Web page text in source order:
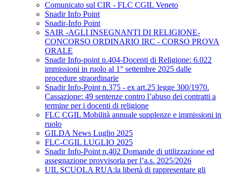
Comunicato sul CIR - FLC CGIL Veneto
Snadir Info Point
Snadir-Info Point
SAIR -AGLI INSEGNANTI DI RELIGIONE-
CONCORSO ORDINARIO IRC - CORSO PROVA
ORALE
Snadir Info-point n.404-Docenti di Religione: 6.022
immissioni in ruolo al 1° settembre 2025 dalle
procedure straordinarie
Snadir Info-Point n.375 - ex art.25 legge 300/1970.
Cassazione: 49 sentenze contro l’abuso dei contratti a
termine per i docenti di religione
FLC CGIL Mobilità annuale supplenze e immissioni in
ruolo
GILDA News Luglio 2025
FLC-CGIL LUGLIO 2025
Snadir Info-Point n.402 Domande di utilizzazione ed
assegnazione provvisoria per l’a.s. 2025/2026
UIL SCUOLA RUA:la libertà di rappresentare gli